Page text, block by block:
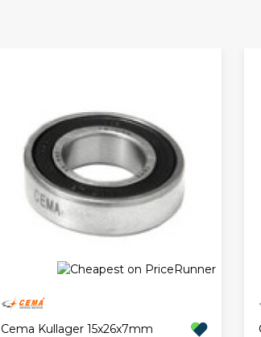
Cema Kullager 15x26x7mm